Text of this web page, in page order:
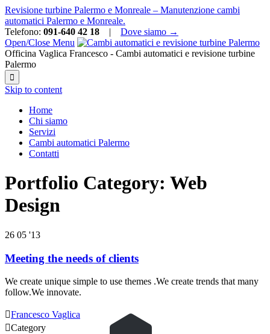
Revisione turbine Palermo e Monreale – Manutenzione cambi
automatici Palermo e Monreale.
Telefono: 091-640 42 18 | Dove siamo →
Open/Close Menu
Officina Vaglica Francesco - Cambi automatici e revisione turbine
Palermo

Skip to content
Home
Chi siamo
Servizi
Cambi automatici Palermo
Contatti
Portfolio Category: Web
Design
26 05 '13
Meeting the needs of clients
We create unique simple to use themes .We create trends that many
follow.We innovate.
Francesco Vaglica
Category